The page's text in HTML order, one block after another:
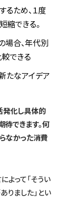
ため、１度
縮できる。
場合、年代別
できる
たなアイデア
発化し具体的
できます。何
なかった消費
よって「そうい
りました」とい